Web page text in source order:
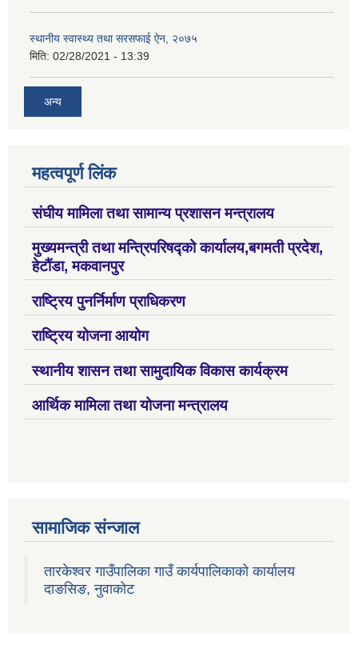
स्थानीय स्वास्थ्य तथा सरसफाई ऐन, २०७५
मिति: 02/28/2021 - 13:39
अन्य
महत्वपूर्ण लिंक
संघीय मामिला तथा सामान्य प्रशासन मन्त्रालय
मुख्यमन्त्री तथा मन्त्रिपरिषद्को कार्यालय,बगमती प्रदेश,
हेटौंडा, मकवानपुर
राष्ट्रिय पुनर्निर्माण प्राधिकरण
राष्ट्रिय योजना आयोग
स्थानीय शासन तथा सामुदायिक विकास कार्यक्रम
आर्थिक मामिला तथा योजना मन्त्रालय
सामाजिक संन्जाल
तारकेश्वर गाउँपालिका गाउँ कार्यपालिकाको कार्यालय
दाङसिङ, नुवाकोट